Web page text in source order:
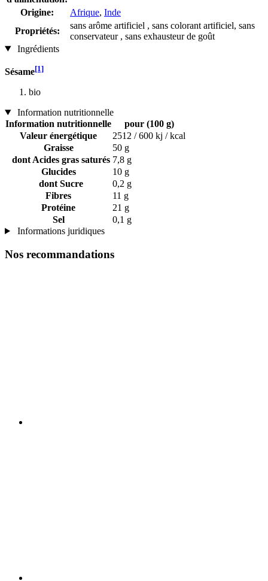
Origine:
Afrique, Inde
Propriétés:
sans arôme artificiel , sans colorant artificiel, sans
conservateur , sans exhausteur de goût
Ingrédients
Sésame[1]
bio
Information nutritionnelle
Information nutritionnelle
pour (100 g)
Valeur énergétique
2512 / 600 kj / kcal
Graisse
50 g
dont Acides gras saturés 7,8 g
Glucides
10 g
dont Sucre
0,2 g
Fibres
11 g
Protéine
21 g
Sel
0,1 g
Informations juridiques
Nos recommandations